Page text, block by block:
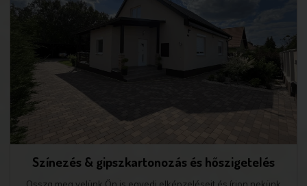
Színezés & gipszkartonozás és hőszigetelés